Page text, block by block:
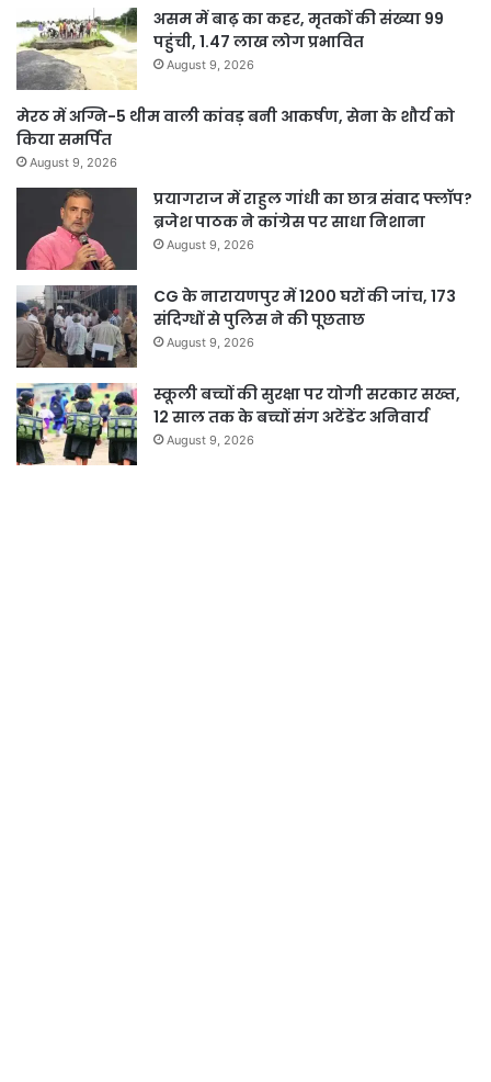
असम में बाढ़ का कहर, मृतकों की संख्या 99
पहुंची, 1.47 लाख लोग प्रभावित
August 9, 2026
मेरठ में अग्नि-5 थीम वाली कांवड़ बनी आकर्षण, सेना के शौर्य को
किया समर्पित
August 9, 2026
प्रयागराज में राहुल गांधी का छात्र संवाद फ्लॉप?
ब्रजेश पाठक ने कांग्रेस पर साधा निशाना
August 9, 2026
CG के नारायणपुर में 1200 घरों की जांच, 173
संदिग्धों से पुलिस ने की पूछताछ
August 9, 2026
स्कूली बच्चों की सुरक्षा पर योगी सरकार सख्त,
12 साल तक के बच्चों संग अटेंडेंट अनिवार्य
August 9, 2026